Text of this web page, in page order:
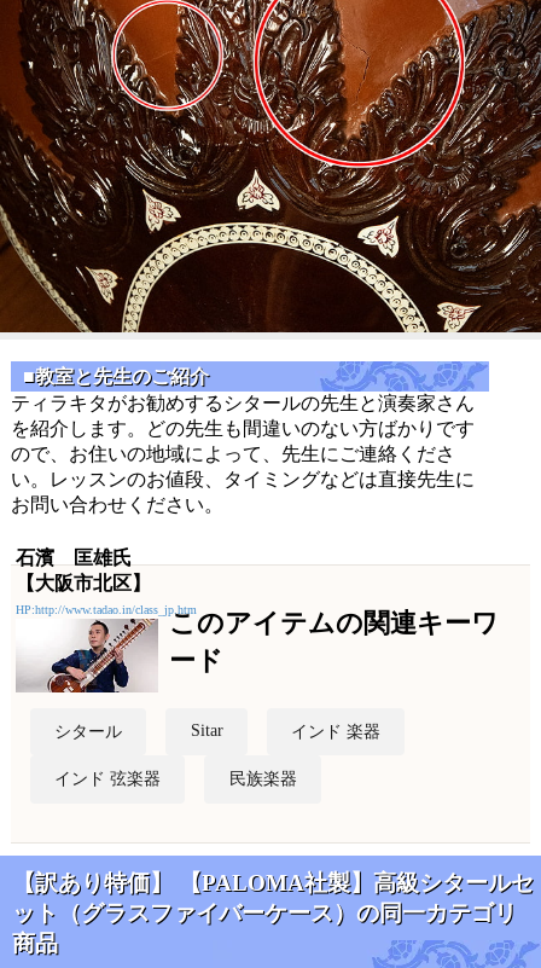
■教室と先生のご紹介
ティラキタがお勧めするシタールの先生と演奏家さん
を紹介します。どの先生も間違いのない方ばかりです
ので、お住いの地域によって、先生にご連絡くださ
い。レッスンのお値段、タイミングなどは直接先生に
お問い合わせください。
石濱 匡雄氏
【大阪市北区】
HP:http://www.tadao.in/class_jp.htmこのアイテムの関連キーワ
ード
シタール Sitar インド 楽器
インド 弦楽器 民族楽器
【訳あり特価】 【PALOMA社製】高級シタールセ
ット（グラスファイバーケース）の同一カテゴリ
商品